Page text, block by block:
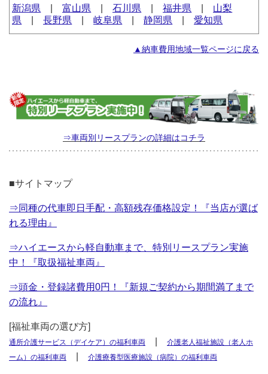
新潟県 |富山県 |石川県 |福井県
山梨
県 |長野県 |岐阜県 |静岡県 |愛知県
▲納車費用地域一覧ページに戻る
⇒車両別リースプランの詳細はコチラ
■サイトマップ
⇒同種の代車即日手配・高額残存価格設定！『当店が選ば
れる理由』
⇒ハイエースから軽自動車まで、特別リースプラン実施
中！『取扱福祉車両』
⇒頭金・登録諸費用0円！『新規ご契約から期間満了まで
の流れ』
[福祉車両の選び方]
通所介護サービス（デイケア）の福利車両
介護老人福祉施設（老人ホ
ーム）の福利車両
介護療養型医療施設（病院）の福利車両